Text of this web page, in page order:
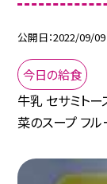
公開日 2022/09/09
今日の給食
牛乳 セサミト
菜のスープ フル